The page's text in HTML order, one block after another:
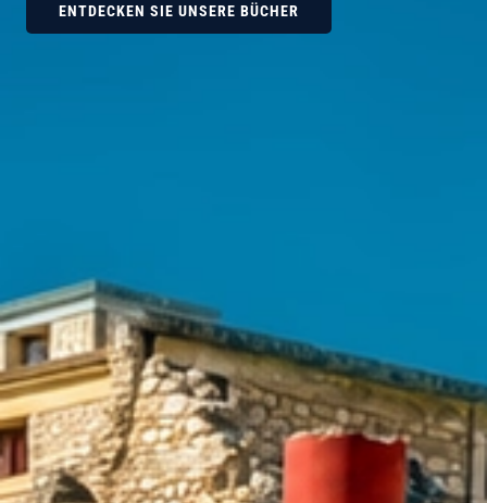
ENTDECKEN SIE UNSERE BÜCHER